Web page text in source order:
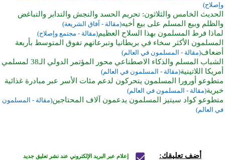
وإصلاح)
الحديث الخامس والثلاثون: تحريم الحسد والنجش والتدابر والتباغض
والظلم وبيع المسلم على بيع أخيه(مقالة - آفاق الشريعة)
لماذا فرط المسلمون بهذا السلاح العظيم(مقالة - مجتمع وإصلاح)
المسلمون الأكثر سخاء في بريطانيا وتبرعاتهم تفوق المتوسط بأربعة
أضعاف(مقالة - المسلمون في العالم)
الشباب المسلم والذكاء الاصطناعي محور المؤتمر الدولي الـ38 لمسلمي
أمريكا اللاتينية(مقالة - المسلمون في العالم)
متطوعو أورورا المسلمون يتحركون لدعم مئات الأسر عبر مبادرة غذائية
خيرية(مقالة - المسلمون في العالم)
متطوعو كواد سيتيز المسلمون يدعمون آلاف المحتاجين(مقالة - المسلمون
في العالم)
أضف تعليقك: إعلام عبر البريد الإلكتروني عند نشر تعليق جديد